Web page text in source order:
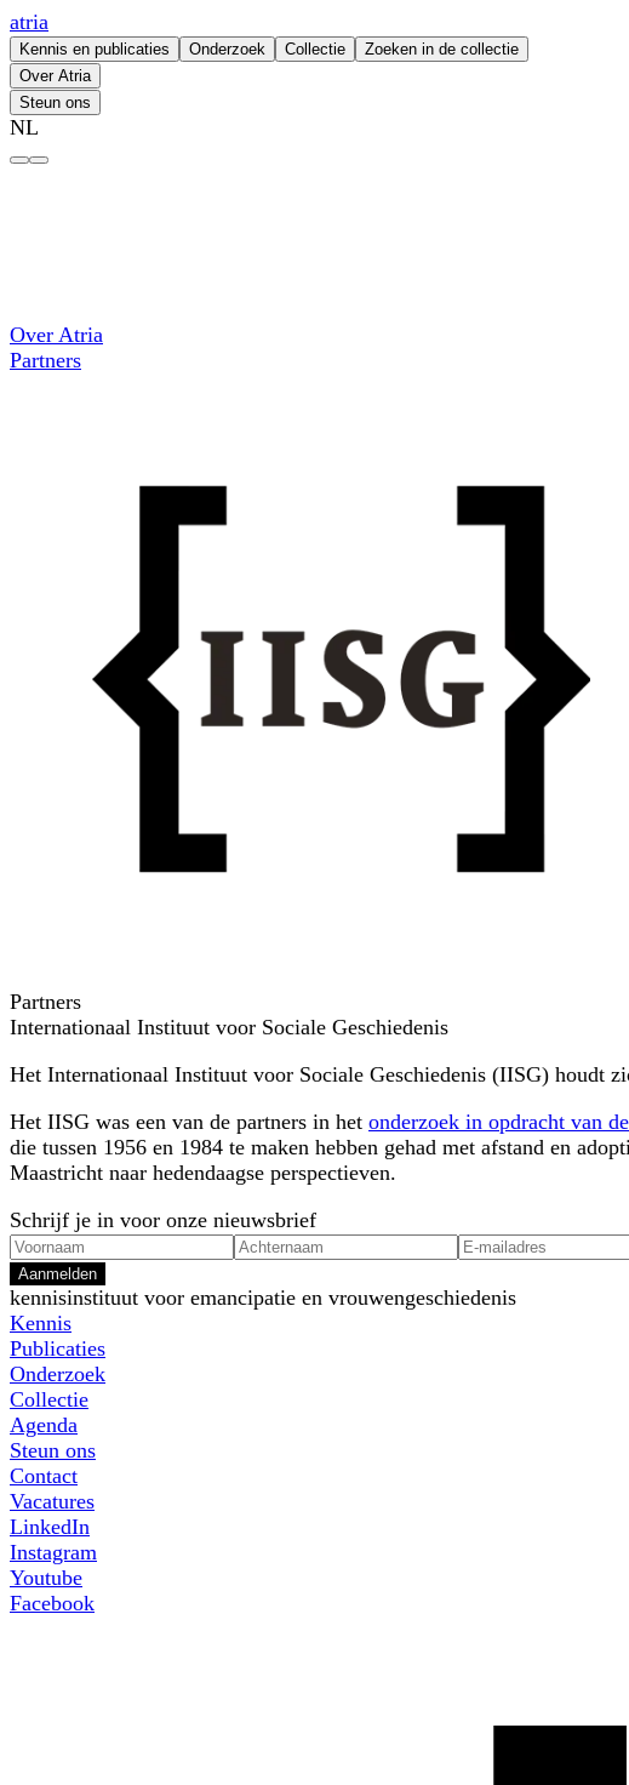
atria
Kennis en publicaties Onderzoek Collectie
Zoeken in de collectie
Over Atria
Steun ons
NL
Over Atria
Partners
Partners
Internationaal Instituut voor Sociale Geschiedenis
Het Internationaal Instituut voor Sociale Geschiedenis (IISG) houdt
Het IISG was een van de partners in het onderzoek in opdracht van
die tussen 1956 en 1984 te maken hebben gehad met afstand en
Maastricht naar hedendaagse perspectieven.
Schrijf je in voor onze nieuwsbrief
Aanmelden
kennisinstituut voor emancipatie en vrouwengeschiedenis
Kennis
Publicaties
Onderzoek
Collectie
Agenda
Steun ons
Contact
Vacatures
LinkedIn
Instagram
Youtube
Facebook